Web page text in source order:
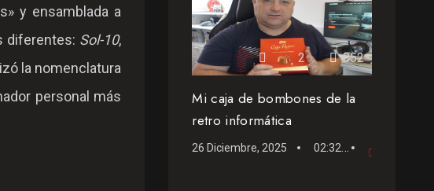
y ensamblada a
diferentes: Sol-10,
la nomenclatura
personal más
2 852
Mi caja de bombones de la
retro informática
26 Diciembre, 2025 02:32